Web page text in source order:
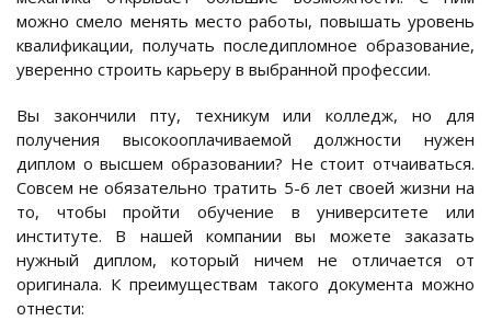
можно смело менять место работы, повышать уровень
квалификации, получать последипломное образование,
уверенно строить карьеру в выбранной профессии.
Вы закончили пту, техникум или колледж, но для
получения высокооплачиваемой должности нужен
диплом о высшем образовании? Не стоит отчаиваться.
Совсем не обязательно тратить 5-6 лет своей жизни на
то, чтобы пройти обучение в университете или
институте. В нашей компании вы можете заказать
нужный диплом, который ничем не отличается от
оригинала. К преимуществам такого документа можно
отнести: